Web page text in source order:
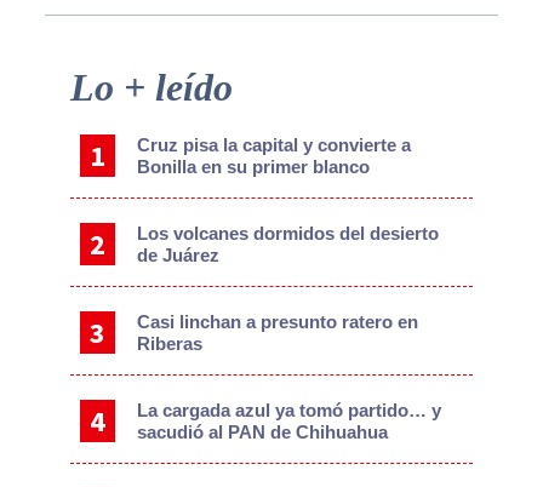
Primary
Lo + leído
Cruz pisa la capital y convierte a
Bonilla en su primer blanco
Los volcanes dormidos del desierto
de Juárez
Casi linchan a presunto ratero en
Riberas
La cargada azul ya tomó partido… y
sacudió al PAN de Chihuahua